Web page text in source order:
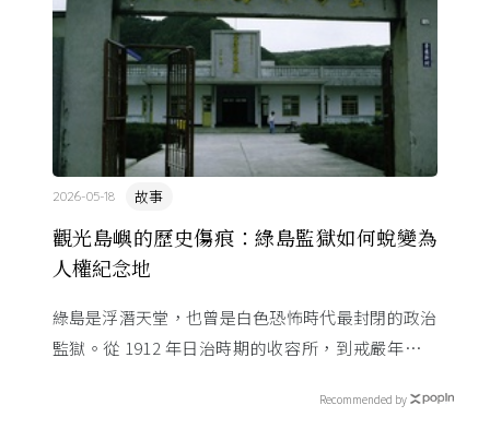
觀光島嶼的歷史傷痕：綠島監獄如何蛻變為
人權紀念地
故事
2026-05-18
綠島是浮潛天堂，也曾是白色恐怖時代最封閉的政治
監獄。從 1912 年日治時期的收容所，到戒嚴年代的
Recommended by